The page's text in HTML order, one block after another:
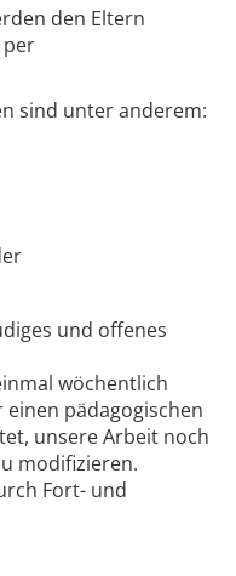
den Eltern
per
sind unter anderem:
und offenes
wöchentlich
einen pädagogischen
unsere Arbeit noch
modifizieren.
Fort- und